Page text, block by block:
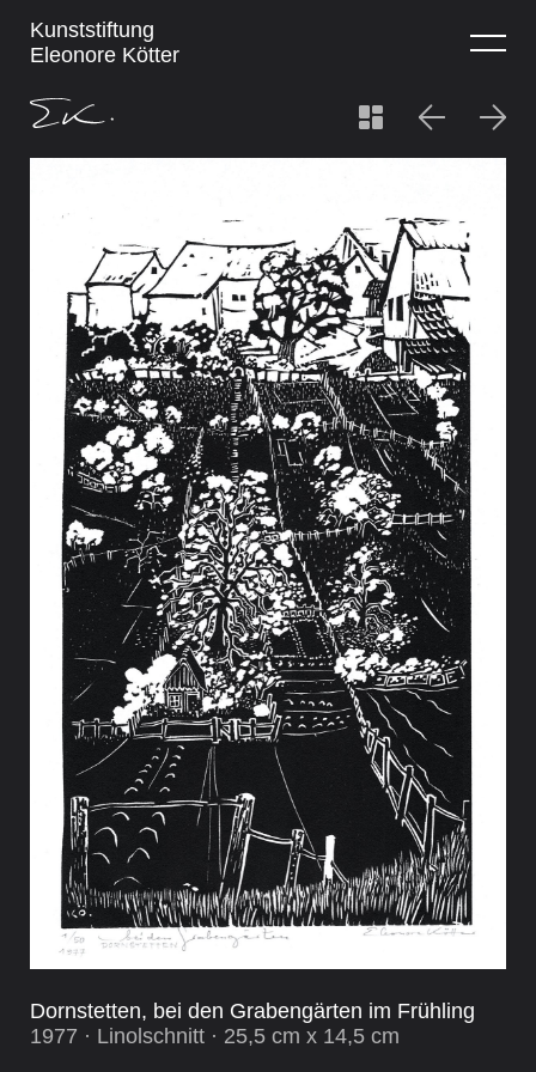
Kunststiftung
Eleonore Kötter
Dornstetten, bei den Grabengärten im Frühling
1977 · Linolschnitt · 25,5 cm x 14,5 cm